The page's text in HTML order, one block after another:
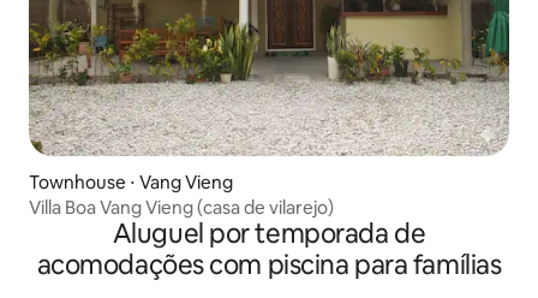
Townhouse ⋅ Vang Vieng
Villa Boa Vang Vieng (casa de vilarejo)
Aluguel por temporada de
acomodações com piscina para famílias